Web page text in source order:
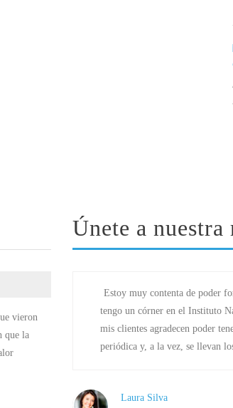
vieron
que la
Únete a
Estoy muy contenta de poder
tengo un córner en el Instituto
mis clientes agradecen poder
periódica y, a la vez, se llevan
Laura Silva